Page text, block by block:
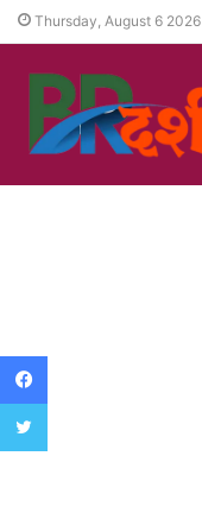
Thursday, August 6 2026